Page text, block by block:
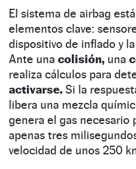
El sistema de airbag
elementos clave:
dispositivo de inflado y
Ante una colisión, una
realiza cálculos para
activarse. Si la
libera una mezcla
genera el gas necesario
apenas tres
velocidad de unos 250